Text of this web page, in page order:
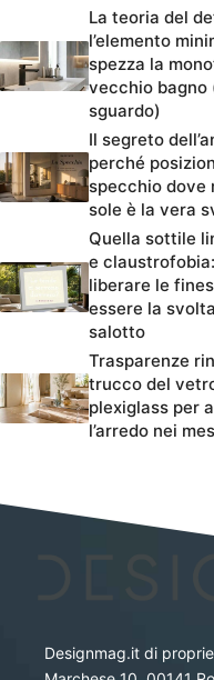
La teoria del
l’elemento
spezza la
vecchio bagno
sguardo)
Il segreto
perché
specchio dove
sole è la vera
Quella sottile
e
liberare le
essere la
salotto
Trasparenze
trucco del
plexiglass per
l’arredo nei
Designmag.it di